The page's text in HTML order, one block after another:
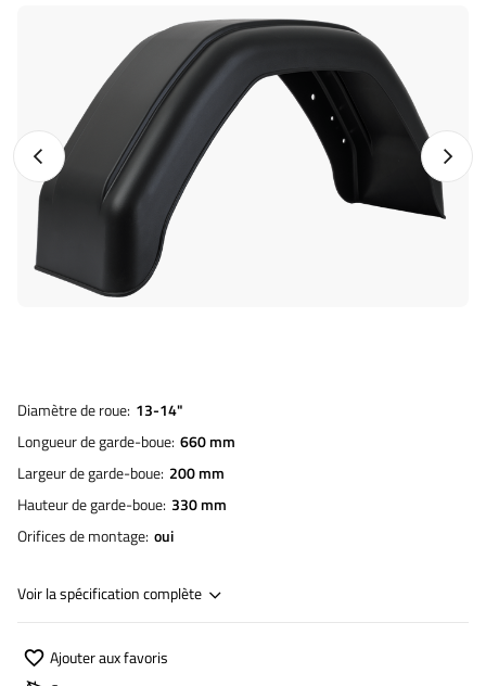
Photo précédente Photo
Diamètre de roue 13-14"
Longueur de garde-boue 660 mm
Largeur de garde-boue 200 mm
Hauteur de garde-boue 330 mm
Orifices de montage oui
Voir la spécification complète
Ajouter aux favoris